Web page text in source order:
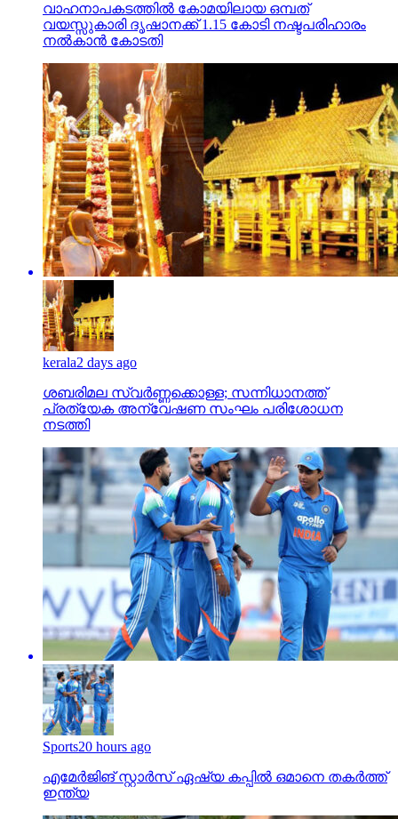
kerala2 days ago
ശബരിമല സ്വര്‍ണ്ണക്കൊള്ള; സന്നിധാനത്ത്
പ്രത്യേക അന്വേഷണ സംഘം പരിശോധന
നടത്തി
Sports20 hours ago
എമേര്‍ജിങ് സ്റ്റാര്‍സ് ഏഷ്യ കപ്പില്‍ ഒമാനെ തകര്‍ത്ത്
ഇന്ത്യ